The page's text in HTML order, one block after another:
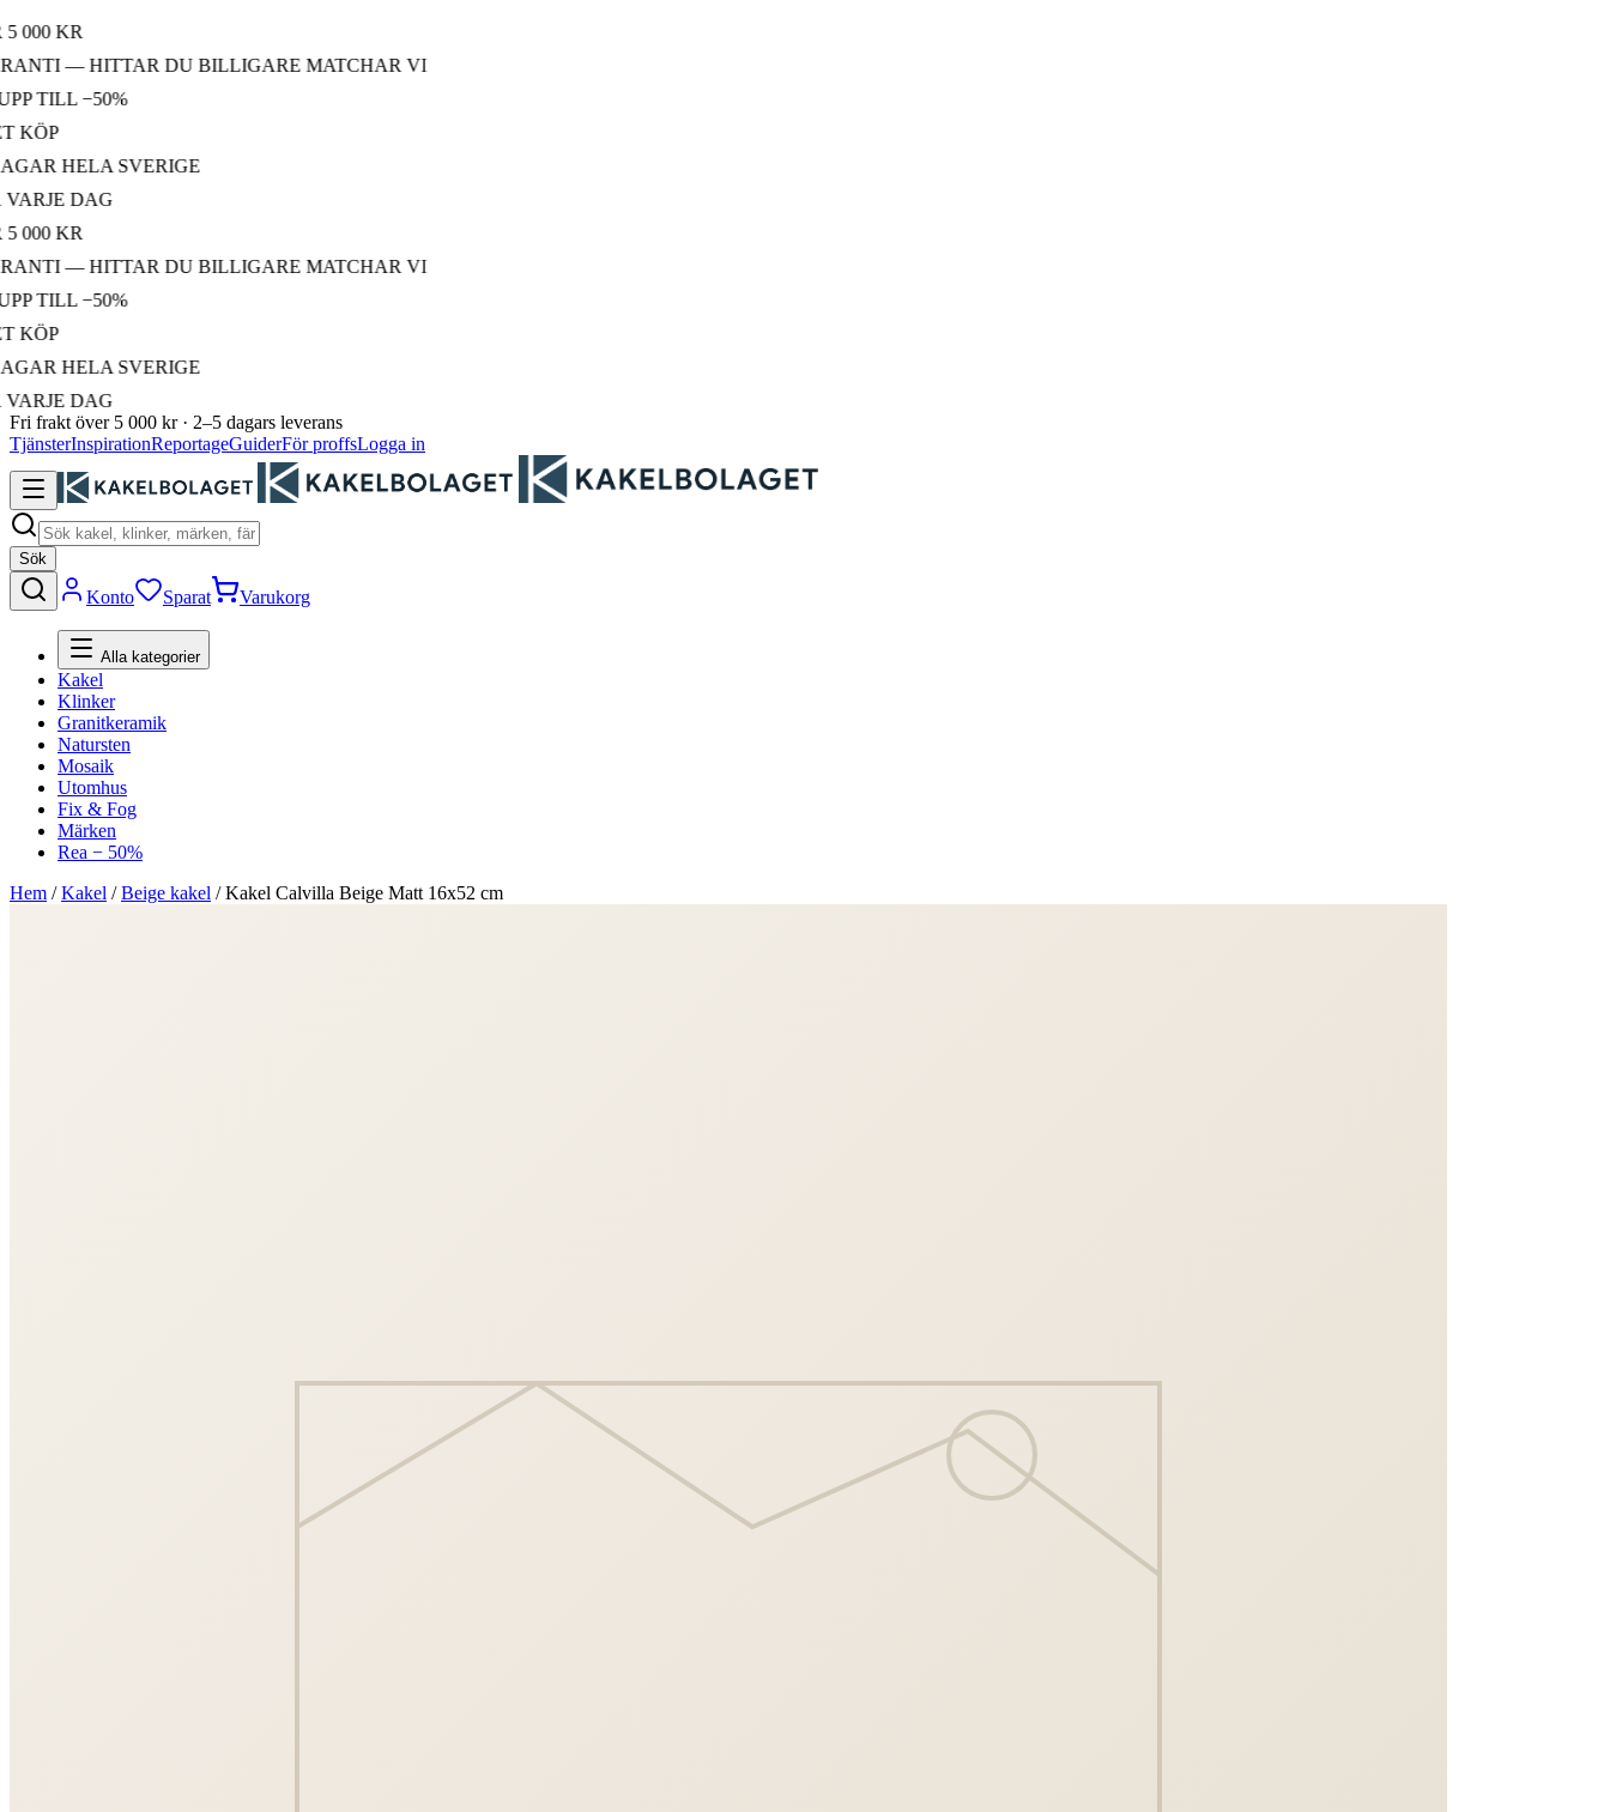
KR
— HITTAR DU BILLIGARE MATCHAR VI
TILL −50%
HELA SVERIGE
DAG
KR
— HITTAR DU BILLIGARE MATCHAR VI
TILL −50%
HELA SVERIGE
DAG
Fri frakt över 5 000 kr · 2–5 dagars leverans
TjänsterInspirationReportageGuiderFör proffsLogga in
Sök
Konto Sparat Varukorg
Alla kategorier
Kakel
Klinker
Granitkeramik
Natursten
Mosaik
Utomhus
Fix & Fog
Märken
Rea − 50%
Hem /Kakel /Beige kakel /Kakel Calvilla Beige Matt 16x52 cm